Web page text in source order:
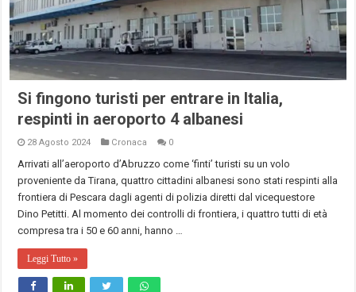
Si fingono turisti per entrare in Italia,
respinti in aeroporto 4 albanesi
28 Agosto 2024 Cronaca 0
Arrivati all’aeroporto d’Abruzzo come ‘finti’ turisti su un volo
proveniente da Tirana, quattro cittadini albanesi sono stati respinti alla
frontiera di Pescara dagli agenti di polizia diretti dal vicequestore
Dino Petitti. Al momento dei controlli di frontiera, i quattro tutti di età
compresa tra i 50 e 60 anni, hanno …
Leggi Tutto »